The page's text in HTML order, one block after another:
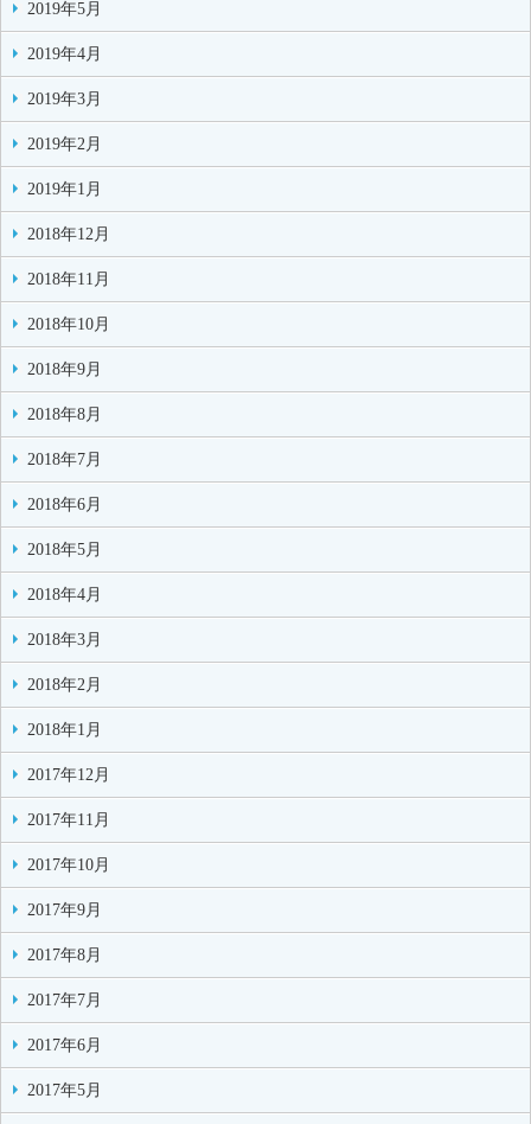
2019年5月
2019年4月
2019年3月
2019年2月
2019年1月
2018年12月
2018年11月
2018年10月
2018年9月
2018年8月
2018年7月
2018年6月
2018年5月
2018年4月
2018年3月
2018年2月
2018年1月
2017年12月
2017年11月
2017年10月
2017年9月
2017年8月
2017年7月
2017年6月
2017年5月